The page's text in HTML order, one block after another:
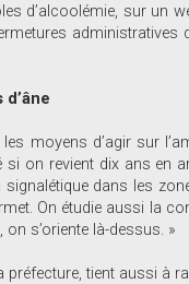
d’alcoolémie, sur un
moyens d’agir sur
si on revient dix ans en
signalétique dans les
On étudie aussi la
s’oriente là-dessus. »
préfecture, tient aussi à